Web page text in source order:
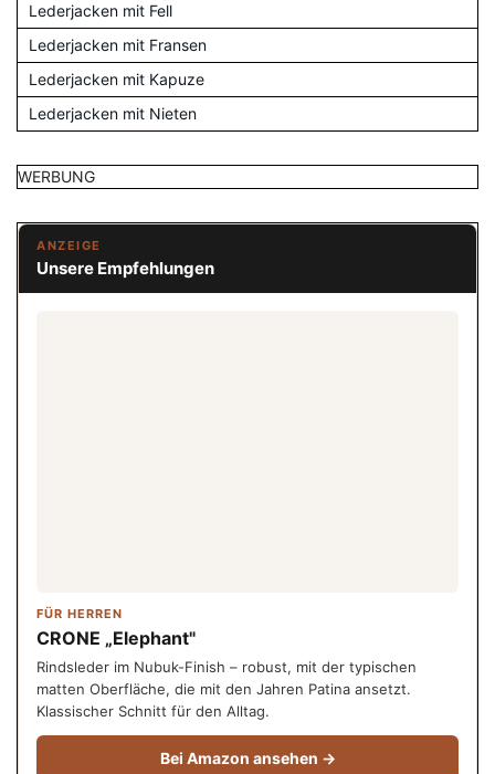
Lederjacken mit Fell
Lederjacken mit Fransen
Lederjacken mit Kapuze
Lederjacken mit Nieten
WERBUNG
ANZEIGE
Unsere Empfehlungen
FÜR HERREN
CRONE „Elephant"
Rindsleder im Nubuk-Finish – robust, mit der typischen
matten Oberfläche, die mit den Jahren Patina ansetzt.
Klassischer Schnitt für den Alltag.
Bei Amazon ansehen →